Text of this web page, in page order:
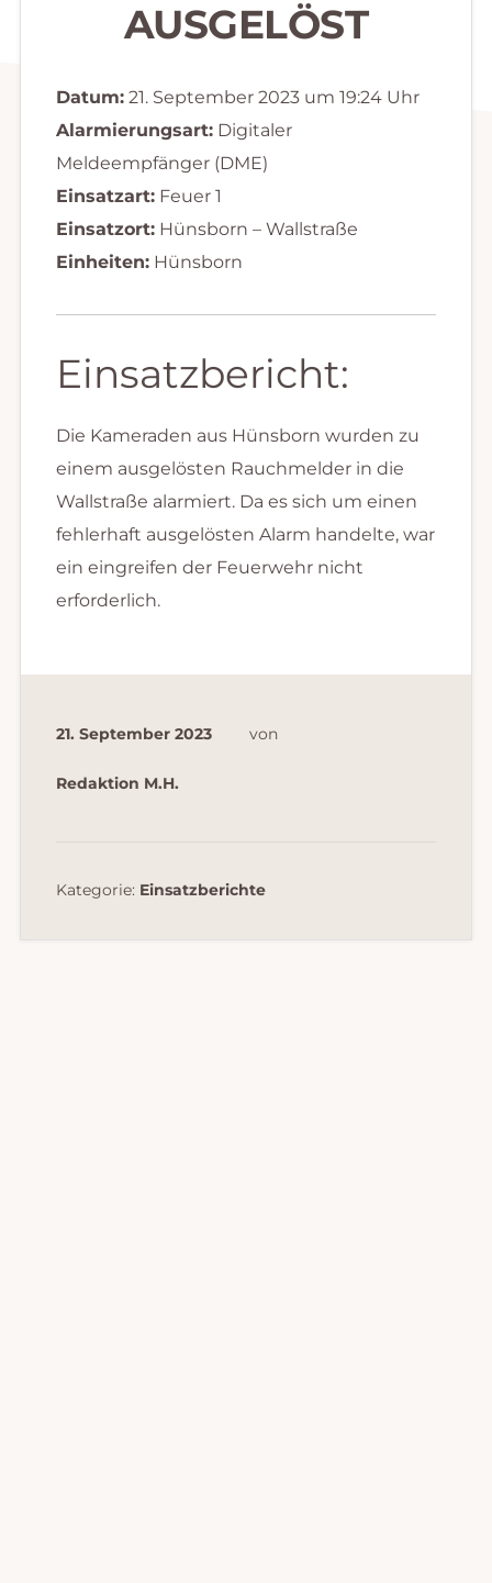
AUSGELÖST
Datum:21. September 2023 um 19:24 Uhr
Alarmierungsart:Digitaler
Meldeempfänger (DME)
Einsatzart:Feuer 1
Einsatzort:Hünsborn – Wallstraße
Einheiten:Hünsborn
Einsatzbericht:
Die Kameraden aus Hünsborn wurden zu
einem ausgelösten Rauchmelder in die
Wallstraße alarmiert. Da es sich um einen
fehlerhaft ausgelösten Alarm handelte, war
ein eingreifen der Feuerwehr nicht
erforderlich.
21. September 2023 von
Redaktion M.H.
Kategorie: Einsatzberichte